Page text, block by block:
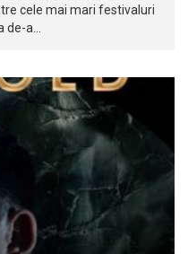
cele mai mari festivaluri
a…